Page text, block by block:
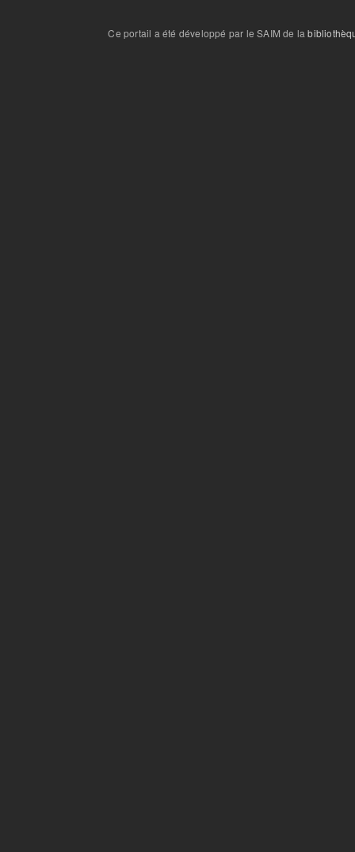
Ce portail a été développé par le SAIM de la